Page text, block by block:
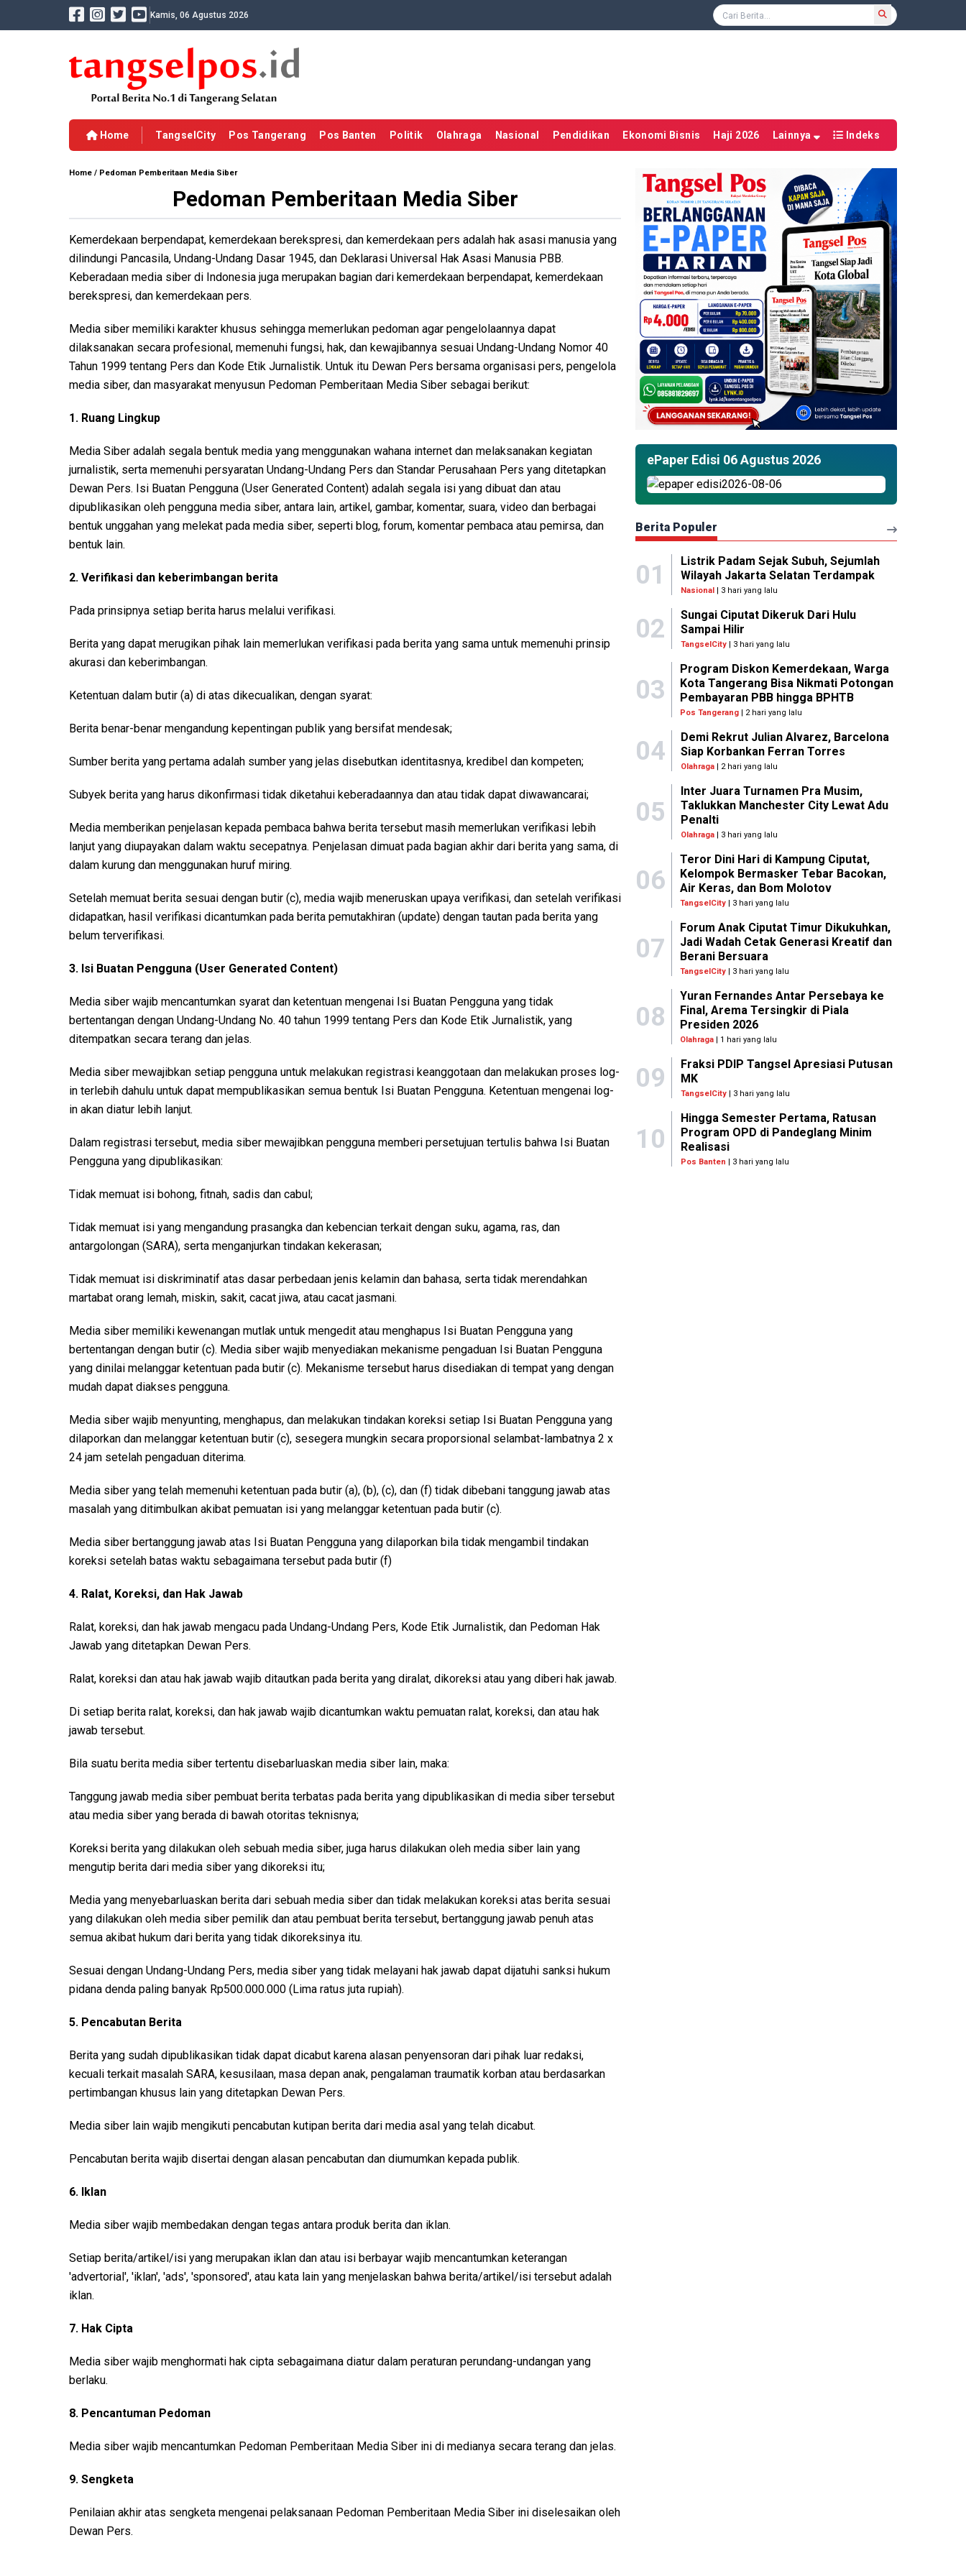
Kamis, 06 Agustus 2026
Home TangselCity Pos Tangerang Pos Banten Politik Olahraga Nasional Pendidikan Ekonomi Bisnis Haji 2026 Lainnya Indeks
Home / Pedoman Pemberitaan Media Siber
Pedoman Pemberitaan Media Siber
Kemerdekaan berpendapat, kemerdekaan berekspresi, dan kemerdekaan pers adalah hak asasi manusia yang
dilindungi Pancasila, Undang-Undang Dasar 1945, dan Deklarasi Universal Hak Asasi Manusia PBB.
Keberadaan media siber di Indonesia juga merupakan bagian dari kemerdekaan berpendapat, kemerdekaan
berekspresi, dan kemerdekaan pers.
Media siber memiliki karakter khusus sehingga memerlukan pedoman agar pengelolaannya dapat
dilaksanakan secara profesional, memenuhi fungsi, hak, dan kewajibannya sesuai Undang-Undang Nomor 40
Tahun 1999 tentang Pers dan Kode Etik Jurnalistik. Untuk itu Dewan Pers bersama organisasi pers, pengelola
media siber, dan masyarakat menyusun Pedoman Pemberitaan Media Siber sebagai berikut:
1. Ruang Lingkup
Media Siber adalah segala bentuk media yang menggunakan wahana internet dan melaksanakan kegiatan
jurnalistik, serta memenuhi persyaratan Undang-Undang Pers dan Standar Perusahaan Pers yang ditetapkan
Dewan Pers. Isi Buatan Pengguna (User Generated Content) adalah segala isi yang dibuat dan atau
dipublikasikan oleh pengguna media siber, antara lain, artikel, gambar, komentar, suara, video dan berbagai
bentuk unggahan yang melekat pada media siber, seperti blog, forum, komentar pembaca atau pemirsa, dan
bentuk lain.
2. Verifikasi dan keberimbangan berita
Pada prinsipnya setiap berita harus melalui verifikasi.
Berita yang dapat merugikan pihak lain memerlukan verifikasi pada berita yang sama untuk memenuhi prinsip
akurasi dan keberimbangan.
Ketentuan dalam butir (a) di atas dikecualikan, dengan syarat:
Berita benar-benar mengandung kepentingan publik yang bersifat mendesak;
Sumber berita yang pertama adalah sumber yang jelas disebutkan identitasnya, kredibel dan kompeten;
Subyek berita yang harus dikonfirmasi tidak diketahui keberadaannya dan atau tidak dapat diwawancarai;
Media memberikan penjelasan kepada pembaca bahwa berita tersebut masih memerlukan verifikasi lebih
lanjut yang diupayakan dalam waktu secepatnya. Penjelasan dimuat pada bagian akhir dari berita yang sama, di
dalam kurung dan menggunakan huruf miring.
Setelah memuat berita sesuai dengan butir (c), media wajib meneruskan upaya verifikasi, dan setelah verifikasi
didapatkan, hasil verifikasi dicantumkan pada berita pemutakhiran (update) dengan tautan pada berita yang
belum terverifikasi.
3. Isi Buatan Pengguna (User Generated Content)
Media siber wajib mencantumkan syarat dan ketentuan mengenai Isi Buatan Pengguna yang tidak
bertentangan dengan Undang-Undang No. 40 tahun 1999 tentang Pers dan Kode Etik Jurnalistik, yang
ditempatkan secara terang dan jelas.
Media siber mewajibkan setiap pengguna untuk melakukan registrasi keanggotaan dan melakukan proses log-
in terlebih dahulu untuk dapat mempublikasikan semua bentuk Isi Buatan Pengguna. Ketentuan mengenai log-
in akan diatur lebih lanjut.
Dalam registrasi tersebut, media siber mewajibkan pengguna memberi persetujuan tertulis bahwa Isi Buatan
Pengguna yang dipublikasikan:
Tidak memuat isi bohong, fitnah, sadis dan cabul;
Tidak memuat isi yang mengandung prasangka dan kebencian terkait dengan suku, agama, ras, dan
antargolongan (SARA), serta menganjurkan tindakan kekerasan;
Tidak memuat isi diskriminatif atas dasar perbedaan jenis kelamin dan bahasa, serta tidak merendahkan
martabat orang lemah, miskin, sakit, cacat jiwa, atau cacat jasmani.
Media siber memiliki kewenangan mutlak untuk mengedit atau menghapus Isi Buatan Pengguna yang
bertentangan dengan butir (c). Media siber wajib menyediakan mekanisme pengaduan Isi Buatan Pengguna
yang dinilai melanggar ketentuan pada butir (c). Mekanisme tersebut harus disediakan di tempat yang dengan
mudah dapat diakses pengguna.
Media siber wajib menyunting, menghapus, dan melakukan tindakan koreksi setiap Isi Buatan Pengguna yang
dilaporkan dan melanggar ketentuan butir (c), sesegera mungkin secara proporsional selambat-lambatnya 2 x
24 jam setelah pengaduan diterima.
Media siber yang telah memenuhi ketentuan pada butir (a), (b), (c), dan (f) tidak dibebani tanggung jawab atas
masalah yang ditimbulkan akibat pemuatan isi yang melanggar ketentuan pada butir (c).
Media siber bertanggung jawab atas Isi Buatan Pengguna yang dilaporkan bila tidak mengambil tindakan
koreksi setelah batas waktu sebagaimana tersebut pada butir (f)
4. Ralat, Koreksi, dan Hak Jawab
Ralat, koreksi, dan hak jawab mengacu pada Undang-Undang Pers, Kode Etik Jurnalistik, dan Pedoman Hak
Jawab yang ditetapkan Dewan Pers.
Ralat, koreksi dan atau hak jawab wajib ditautkan pada berita yang diralat, dikoreksi atau yang diberi hak jawab.
Di setiap berita ralat, koreksi, dan hak jawab wajib dicantumkan waktu pemuatan ralat, koreksi, dan atau hak
jawab tersebut.
Bila suatu berita media siber tertentu disebarluaskan media siber lain, maka:
Tanggung jawab media siber pembuat berita terbatas pada berita yang dipublikasikan di media siber tersebut
atau media siber yang berada di bawah otoritas teknisnya;
Koreksi berita yang dilakukan oleh sebuah media siber, juga harus dilakukan oleh media siber lain yang
mengutip berita dari media siber yang dikoreksi itu;
Media yang menyebarluaskan berita dari sebuah media siber dan tidak melakukan koreksi atas berita sesuai
yang dilakukan oleh media siber pemilik dan atau pembuat berita tersebut, bertanggung jawab penuh atas
semua akibat hukum dari berita yang tidak dikoreksinya itu.
Sesuai dengan Undang-Undang Pers, media siber yang tidak melayani hak jawab dapat dijatuhi sanksi hukum
pidana denda paling banyak Rp500.000.000 (Lima ratus juta rupiah).
5. Pencabutan Berita
Berita yang sudah dipublikasikan tidak dapat dicabut karena alasan penyensoran dari pihak luar redaksi,
kecuali terkait masalah SARA, kesusilaan, masa depan anak, pengalaman traumatik korban atau berdasarkan
pertimbangan khusus lain yang ditetapkan Dewan Pers.
Media siber lain wajib mengikuti pencabutan kutipan berita dari media asal yang telah dicabut.
Pencabutan berita wajib disertai dengan alasan pencabutan dan diumumkan kepada publik.
6. Iklan
Media siber wajib membedakan dengan tegas antara produk berita dan iklan.
Setiap berita/artikel/isi yang merupakan iklan dan atau isi berbayar wajib mencantumkan keterangan
'advertorial', 'iklan', 'ads', 'sponsored', atau kata lain yang menjelaskan bahwa berita/artikel/isi tersebut adalah
iklan.
7. Hak Cipta
Media siber wajib menghormati hak cipta sebagaimana diatur dalam peraturan perundang-undangan yang
berlaku.
8. Pencantuman Pedoman
Media siber wajib mencantumkan Pedoman Pemberitaan Media Siber ini di medianya secara terang dan jelas.
9. Sengketa
Penilaian akhir atas sengketa mengenai pelaksanaan Pedoman Pemberitaan Media Siber ini diselesaikan oleh
Dewan Pers.
ePaper Edisi 06 Agustus 2026
Berita Populer
01
Listrik Padam Sejak Subuh, Sejumlah
Wilayah Jakarta Selatan Terdampak
Nasional | 3 hari yang lalu
02
Sungai Ciputat Dikeruk Dari Hulu
Sampai Hilir
TangselCity| 3 hari yang lalu
03
Program Diskon Kemerdekaan, Warga
Kota Tangerang Bisa Nikmati Potongan
Pembayaran PBB hingga BPHTB
Pos Tangerang | 2 hari yang lalu
04
Demi Rekrut Julian Alvarez, Barcelona
Siap Korbankan Ferran Torres
Olahraga| 2 hari yang lalu
05
Inter Juara Turnamen Pra Musim,
Taklukkan Manchester City Lewat Adu
Penalti
Olahraga| 3 hari yang lalu
06
Teror Dini Hari di Kampung Ciputat,
Kelompok Bermasker Tebar Bacokan,
Air Keras, dan Bom Molotov
TangselCity | 3 hari yang lalu
07
Forum Anak Ciputat Timur Dikukuhkan,
Jadi Wadah Cetak Generasi Kreatif dan
Berani Bersuara
TangselCity | 3 hari yang lalu
08
Yuran Fernandes Antar Persebaya ke
Final, Arema Tersingkir di Piala
Presiden 2026
Olahraga | 1 hari yang lalu
09
Fraksi PDIP Tangsel Apresiasi Putusan
MK
TangselCity| 3 hari yang lalu
10
Hingga Semester Pertama, Ratusan
Program OPD di Pandeglang Minim
Realisasi
Pos Banten | 3 hari yang lalu